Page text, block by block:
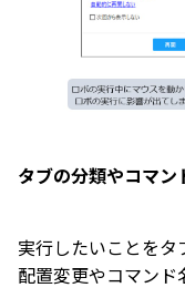
タブの分類やコマン
実行したいことを
配置変更やコマンド